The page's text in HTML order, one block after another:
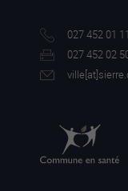
027 452 01 11
027 452 02
ville[a